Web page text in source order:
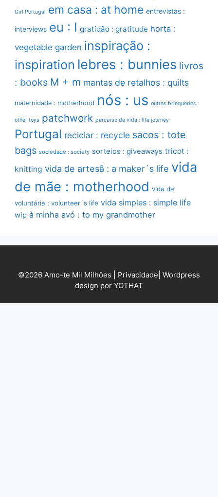
Girl Portugal em casa : at home entrevistas :
interviews eu : I gratidão : gratitude horta :
vegetable garden inspiração :
inspiration lebres : bunnies livros
: books M + m mantas de retalhos : quilts
maternidade : motherhood nós : us outros brinquedos :
other toys patchwork percurso de vida : life journey
Portugal reciclar : recycle sacos : tote
bags sociedade : society sorteios : giveaways tricot :
knitting vida de artesã : a maker´s life vida
de mãe : motherhood vida de
voluntária : volunteer´s life vida simples : simple life
wip à minha avó : to my grandmother
©2026 Amo-te Mil Milhões | Privacidade Wordpress
design por YOTHAT